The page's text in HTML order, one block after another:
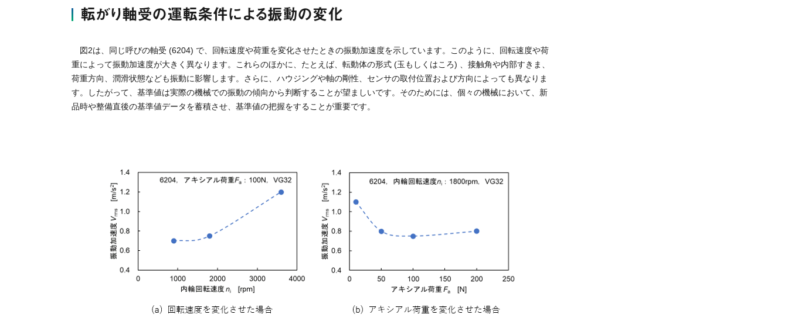
転がり軸受の運転条件による振動の変化
図2は、同じ呼びの軸受 (6204) で、回転速度や荷重を変化させたときの振動加速度を示しています。このように、回転速度や荷
重によって振動加速度が大きく異なります。これらのほかに、たとえば、転動体の形式 (玉もしくはころ) 、接触角や内部すきま、
荷重方向、潤滑状態なども振動に影響します。さらに、ハウジングや軸の剛性、センサの取付位置および方向によっても異なりま
す。したがって、基準値は実際の機械での振動の傾向から判断することが望ましいです。そのためには、個々の機械において、新
品時や整備直後の基準値データを蓄積させ、基準値の把握をすることが重要です。